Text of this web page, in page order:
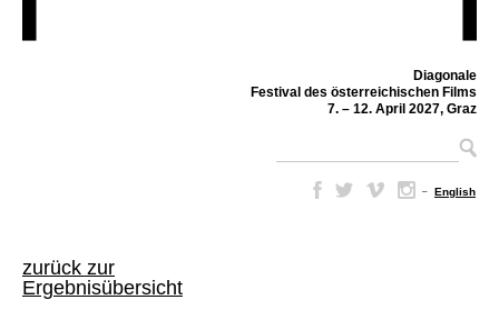
Diagonale
Festival des österreichischen Films
7. – 12. April 2027, Graz
– English
zurück zur
Ergebnisübersicht